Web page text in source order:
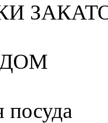
посуда